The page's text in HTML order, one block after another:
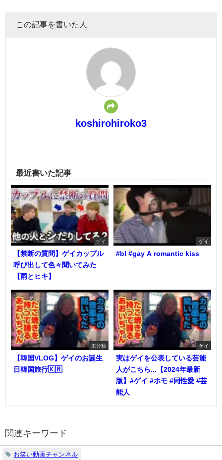
この記事を書いた人
koshirohiroko3
最近書いた記事
ゲイ
【禁断の質問】ゲイカップル
呼び出して色々聞いてみた
【雨とヒキ】
ゲイ
#bl #gay A romantic kiss
未分類
【韓国VLOG】ゲイのお誕生
日韓国旅行🇰🇷
ゲイ
実はゲイを公表している芸能
人がこちら...【2024年最新
版】#ゲイ #ホモ #同性愛 #芸
能人
関連キーワード
お笑い動画チャンネル